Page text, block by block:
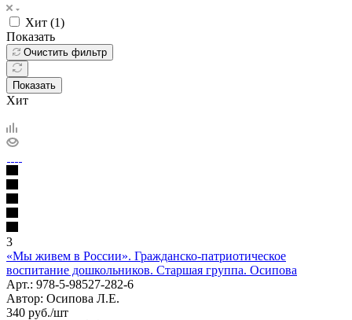
Хит (1)
Показать
Очистить фильтр
Показать
Хит
3
«Мы живем в России». Гражданско-патриотическое
воспитание дошкольников. Старшая группа. Осипова
Арт.: 978-5-98527-282-6
Автор: Осипова Л.Е.
340 руб./шт